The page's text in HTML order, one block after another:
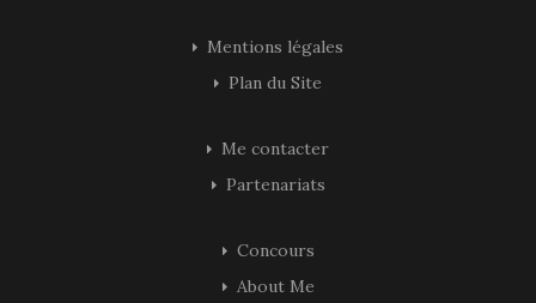
Mentions légales
Plan du Site
Me contacter
Partenariats
Concours
About Me